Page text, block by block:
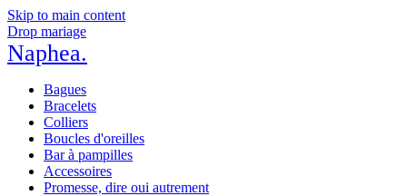
Skip to main content
Drop mariage
Naphea.
Bagues
Bracelets
Colliers
Boucles d'oreilles
Bar à pampilles
Accessoires
Promesse, dire oui autrement